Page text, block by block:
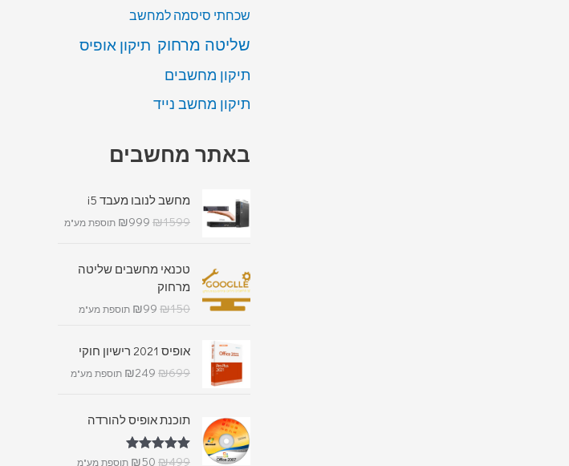
שכחתי סיסמה למחשב
שליטה מרחוק תיקון אופיס
תיקון מחשבים
תיקון מחשב נייד
באתר מחשבים
מחשב לנובו מעבד i5
₪1599
₪999 תוספת מע"מ
טכנאי מחשבים שליטה
מרחוק
₪150
₪99 תוספת מע"מ
אופיס 2021 רישיון חוקי
₪699
₪249 תוספת מע"מ
תוכנת אופיס להורדה
דורג5.00
₪499
₪50 תוספת מע"מ